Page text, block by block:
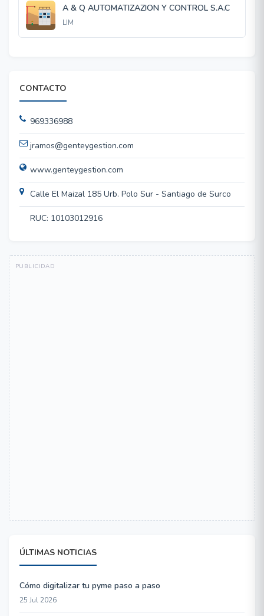
A & Q AUTOMATIZAZION Y CONTROL S.A.C
LIM
CONTACTO
969336988
jramos@genteygestion.com
www.genteygestion.com
Calle El Maizal 185 Urb. Polo Sur - Santiago de Surco
RUC: 10103012916
ÚLTIMAS NOTICIAS
Cómo digitalizar tu pyme paso a paso
25 Jul 2026